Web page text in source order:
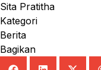
Sita Pratitha
Kategori
Berita
Bagikan